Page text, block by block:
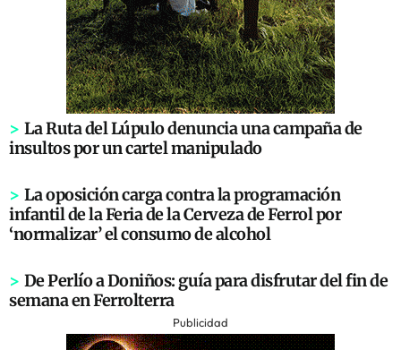
> La Ruta del Lúpulo denuncia una campaña de
insultos por un cartel manipulado
> La oposición carga contra la programación
infantil de la Feria de la Cerveza de Ferrol por
‘normalizar’ el consumo de alcohol
> De Perlío a Doniños: guía para disfrutar del fin de
semana en Ferrolterra
Publicidad